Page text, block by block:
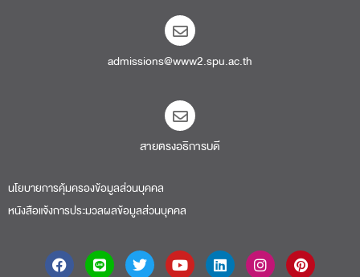
admissions@www2.spu.ac.th
สายตรงอธิการบดี​
นโยบายการคุ้มครองข้อมูลส่วนบุคคล
หนังสือแจ้งการประมวลผลข้อมูลส่วนบุคคล